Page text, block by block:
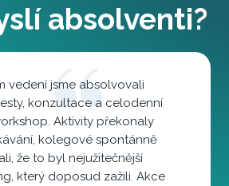
absolventi?
vedení jsme absolvovali
konzultace a celodenní
Aktivity překonaly
kolegové spontánně
že to byl nejužitečnější
který doposud zažili. Akce